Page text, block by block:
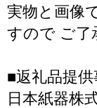
実物と画像
すので ご了
■返礼品提
日本紙器株